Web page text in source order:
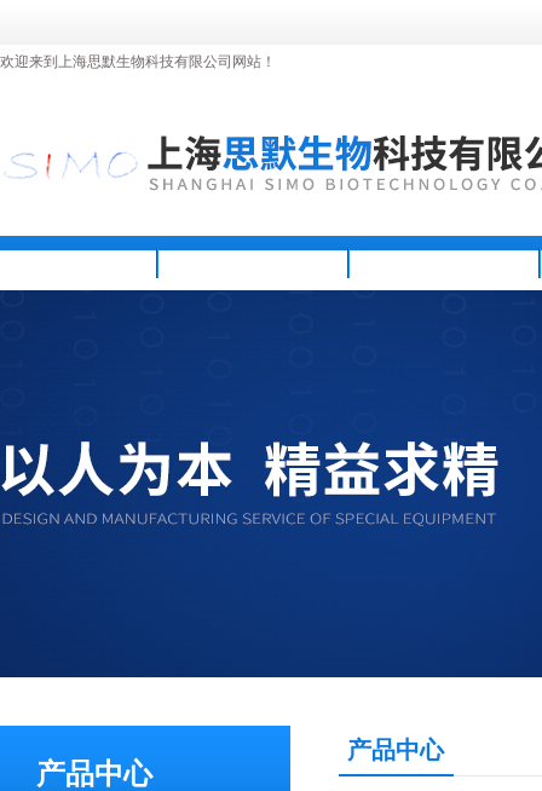
欢迎来到上海思默生物科技有限公司网站！
产品中心
产品中心